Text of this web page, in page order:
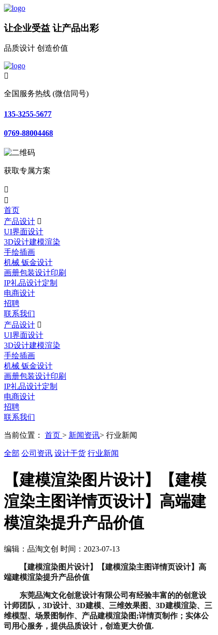
让企业受益 让产品出彩
品质设计 创造价值

全国服务热线 (微信同号)
135-3255-5677
0769-88004468
获取专属方案


首页
产品设计 
UI界面设计
3D设计建模渲染
手绘插画
机械 钣金设计
画册包装设计印刷
IP礼品设计定制
电商设计
招聘
联系我们
产品设计 
UI界面设计
3D设计建模渲染
手绘插画
机械 钣金设计
画册包装设计印刷
IP礼品设计定制
电商设计
招聘
联系我们
当前位置： 首页 > 新闻资讯> 行业新闻
全部 公司资讯 设计干货 行业新闻
【建模渲染图片设计】【建模
渲染主图详情页设计】高端建
模渲染提升产品价值
编辑：品淘文创 时间：2023-07-13
【建模渲染图片设计】【建模渲染主图详情页设计】高
端建模渲染提升产品价值
东莞品淘文化创意设计有限公司有经验丰富的的创意设
计师团队， 3D设计、 3D建模、三维效果图、 3D建模渲染、三
维模型、场景图制作、产品建模渲染图;详情页制作；实体公
司用心服务，提供品质设计，创造更大价值.